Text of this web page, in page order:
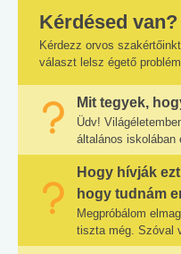
Kérdésed van?
Kérdezz orvos
választ lelsz égető
Mit tegyek,
Üdv!
általános iskolában
Hogy hívják
hogy tudnám
Megpróbálom
tiszta még. Szóval